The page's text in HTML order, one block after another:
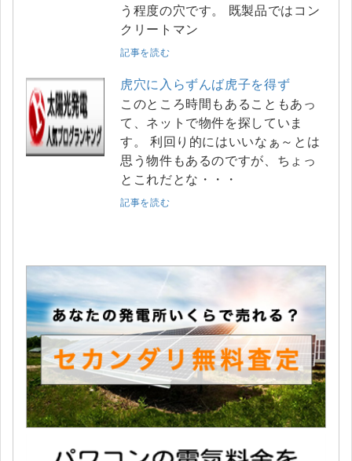
う程度の穴です。 既製品ではコン
クリートマン
記事を読む
虎穴に入らずんば虎子を得ず
このところ時間もあることもあっ
て、ネットで物件を探していま
す。 利回り的にはいいなぁ～とは
思う物件もあるのですが、ちょっ
とこれだとな・・・
記事を読む